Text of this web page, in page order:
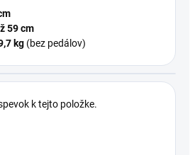
59 cm
kg (bez pedálov)
k tejto položke.